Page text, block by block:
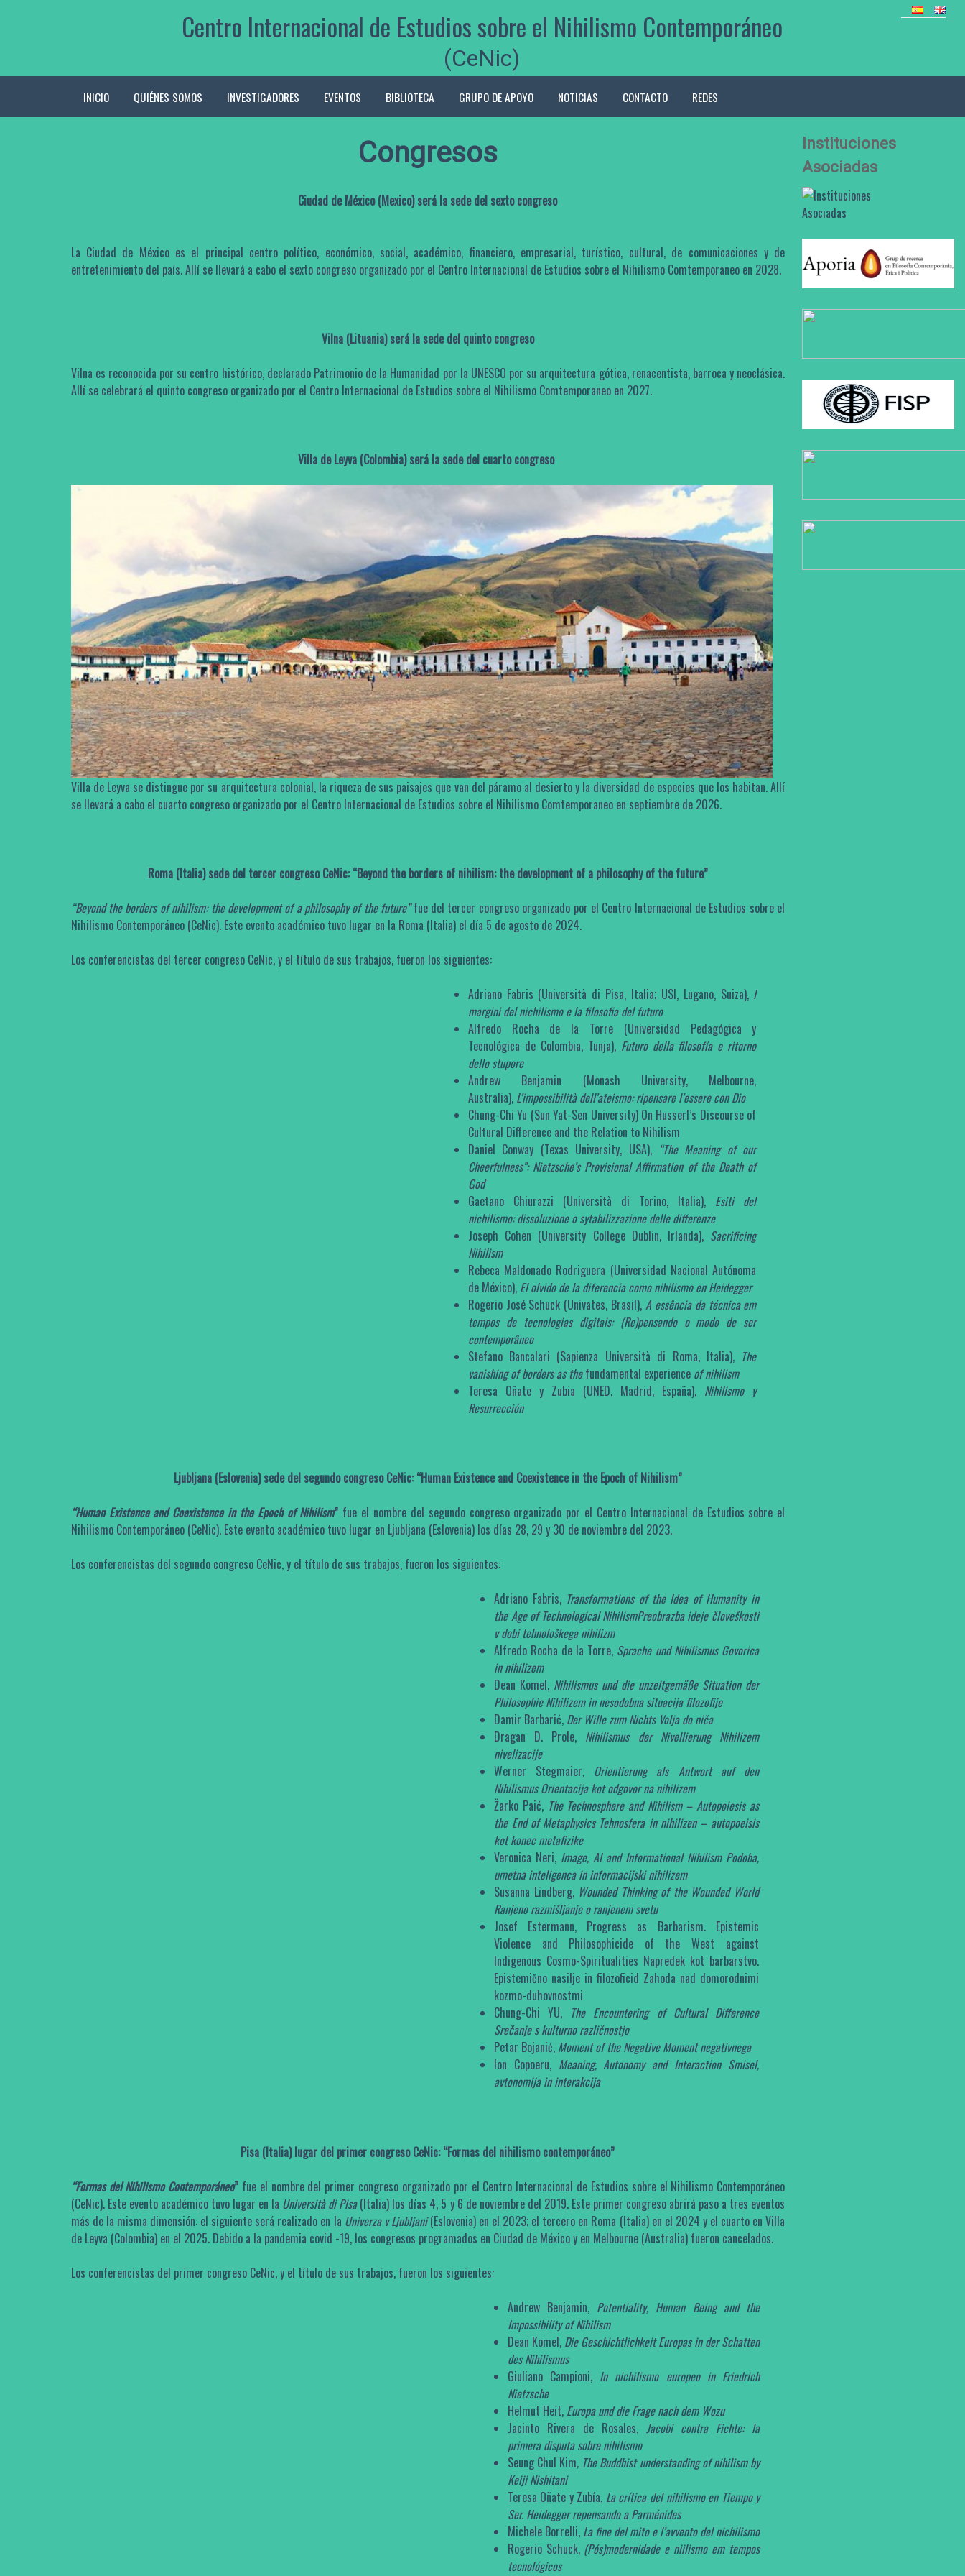
Centro Internacional de Estudios sobre el Nihilismo Contemporáneo
(CeNic)
INICIO QUIÉNES SOMOS INVESTIGADORES EVENTOS BIBLIOTECA GRUPO DE APOYO NOTICIAS CONTACTO REDES
Congresos
Ciudad de México (Mexico) será la sede del sexto congreso
La Ciudad de México es el principal centro político, económico, social, académico, financiero, empresarial, turístico, cultural, de comunicaciones y de
entretenimiento del país. Allí se llevará a cabo el sexto congreso organizado por el Centro Internacional de Estudios sobre el Nihilismo Comtemporaneo en 2028.
Vilna (Lituania) será la sede del quinto congreso
Vilna es reconocida por su centro histórico, declarado Patrimonio de la Humanidad por la UNESCO por su arquitectura gótica, renacentista, barroca y neoclásica.
Allí se celebrará el quinto congreso organizado por el Centro Internacional de Estudios sobre el Nihilismo Comtemporaneo en 2027.
Villa de Leyva (Colombia)será la sede del cuarto congreso
Villa de Leyva se distingue por su arquitectura colonial, la riqueza de sus paisajes que van del páramo al desierto y la diversidad de especies que los habitan. Allí
se llevará a cabo el cuarto congreso organizado por el Centro Internacional de Estudios sobre el Nihilismo Comtemporaneo en septiembre de 2026.
Roma (Italia) sede del tercer congreso CeNic: “Beyond the borders of nihilism: the development of a philosophy of the future”
“Beyond the borders of nihilism: the development of a philosophy of the future”fue del tercer congreso organizado por el Centro Internacional de Estudios sobre el
Nihilismo Contemporáneo (CeNic). Este evento académico tuvo lugar en la Roma (Italia) el día 5 de agosto de 2024.
Los conferencistas del tercer congreso CeNic, y el título de sus trabajos, fueron los siguientes:
Adriano Fabris (Università di Pisa, Italia; USI, Lugano, Suiza), I
margini del nichilismo e la filosofia del futuro
Alfredo Rocha de la Torre (Universidad Pedagógica y
Tecnológica de Colombia, Tunja), Futuro della filosofía e ritorno
dello stupore
Andrew Benjamin (Monash University, Melbourne,
Australia), L’impossibilità dell’ateismo: ripensare l’essere con Dio
Chung-Chi Yu (Sun Yat-Sen University) On Husserl’s Discourse of
Cultural Difference and the Relation to Nihilism
Daniel Conway (Texas University, USA), “The Meaning of our
Cheerfulness”: Nietzsche’s Provisional Affirmation of the Death of
God
Gaetano Chiurazzi (Università di Torino, Italia), Esiti del
nichilismo: dissoluzione o sytabilizzazione delle differenze
Joseph Cohen (University College Dublin, Irlanda), Sacrificing
Nihilism
Rebeca Maldonado Rodriguera (Universidad Nacional Autónoma
de México), El olvido de la diferencia como nihilismo en Heidegger
Rogerio José Schuck (Univates, Brasil), A essência da técnica em
tempos de tecnologias digitais: (Re)pensando o modo de ser
contemporâneo
Stefano Bancalari (Sapienza Università di Roma, Italia), The
vanishing of borders as thefundamental experience of nihilism
Teresa Oñate y Zubia (UNED, Madrid, España), Nihilismo y
Resurrección
Ljubljana (Eslovenia) sede del segundo congreso CeNic: “Human Existence and Coexistence in the Epoch of Nihilism”
“Human Existence and Coexistence in the Epoch of Nihilism” fue el nombre del segundo congreso organizado por el Centro Internacional de Estudios sobre el
Nihilismo Contemporáneo (CeNic). Este evento académico tuvo lugar en Ljubljana (Eslovenia) los días 28, 29 y 30 de noviembre del 2023.
Los conferencistas del segundo congreso CeNic, y el título de sus trabajos, fueron los siguientes:
Adriano Fabris, Transformations of the Idea of Humanity in
the Age of Technological NihilismPreobrazba ideje človeškosti
v dobi tehnološkega nihilizm
Alfredo Rocha de la Torre, Sprache und Nihilismus Govorica
in nihilizem
Dean Komel, Nihilismus und die unzeitgemäße Situation der
Philosophie Nihilizem in nesodobna situacija filozofije
Damir Barbarić, Der Wille zum Nichts Volja do niča
Dragan D. Prole, Nihilismus der Nivellierung Nihilizem
nivelizacije
Werner Stegmaier, Orientierung als Antwort auf den
Nihilismus Orientacija kot odgovor na nihilizem
Žarko Paić, The Technosphere and Nihilism – Autopoiesis as
the End of Metaphysics Tehnosfera in nihilizen – autopoeisis
kot konec metafizike
Veronica Neri, Image, AI and Informational Nihilism Podoba,
umetna inteligenca in informacijski nihilizem
Susanna Lindberg, Wounded Thinking of the Wounded World
Ranjeno razmišljanje o ranjenem svetu
Josef Estermann, Progress as Barbarism. Epistemic
Violence and Philosophicide of the West against
Indigenous Cosmo-Spiritualities Napredek kot barbarstvo.
Epistemično nasilje in filozoficid Zahoda nad domorodnimi
kozmo-duhovnostmi
Chung-Chi YU, The Encountering of Cultural Difference
Srečanje s kulturno različnostjo
Petar Bojanić, Moment of the Negative Moment negativnega
Ion Copoeru, Meaning, Autonomy and Interaction Smisel,
avtonomija in interakcija
Pisa (Italia) lugar del primer congreso CeNic: “Formas del nihilismo contemporáneo”
“Formas del Nihilismo Contemporáneo” fue el nombre del primer congreso organizado por el Centro Internacional de Estudios sobre el Nihilismo Contemporáneo
(CeNic). Este evento académico tuvo lugar en la Università di Pisa(Italia) los días 4, 5 y 6 de noviembre del 2019. Este primer congreso abrirá paso a tres eventos
más de la misma dimensión: el siguiente será realizado en la Univerza v Ljubljani(Eslovenia) en el 2023; el tercero en Roma (Italia) en el 2024 y el cuarto en Villa
de Leyva (Colombia) en el 2025. Debido a la pandemia covid -19, los congresos programados en Ciudad de México y en Melbourne (Australia) fueron cancelados.
Los conferencistas del primer congreso CeNic, y el título de sus trabajos, fueron los siguientes:
Andrew Benjamin, Potentiality, Human Being and the
Impossibility of Nihilism
Dean Komel, Die Geschichtlichkeit Europas in der Schatten
des Nihilismus
Giuliano Campioni, In nichilismo europeo in Friedrich
Nietzsche
Helmut Heit, Europa und die Frage nach dem Wozu
Jacinto Rivera de Rosales, Jacobi contra Fichte: la
primera disputa sobre nihilismo
Seung Chul Kim, The Buddhist understanding of nihilism by
Keiji Nishitani
Teresa Oñate y Zubía, La crítica del nihilismo en Tiempo y
Ser. Heidegger repensando a Parménides
Michele Borrelli, La fine del mito e l’avvento del nichilismo
Rogerio Schuck, (Pós)modernidade e niilismo em tempos
tecnológicos
Instituciones
Asociadas